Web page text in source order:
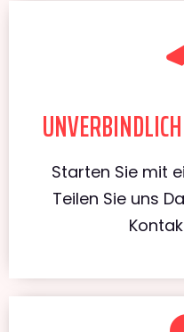
Starten Sie mit
Teilen Sie uns